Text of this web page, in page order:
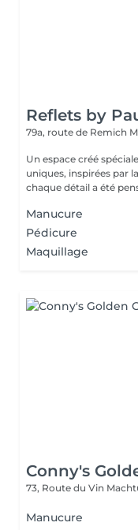
Reflets by
79a, route de Remich
Un espace créé
uniques, inspirées par
chaque détail a été
Manucure
Pédicure
Maquillage
Conny's
73, Route du Vin
Manucure